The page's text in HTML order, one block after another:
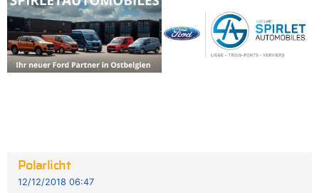
Polarlicht
12/12/2018 06:47